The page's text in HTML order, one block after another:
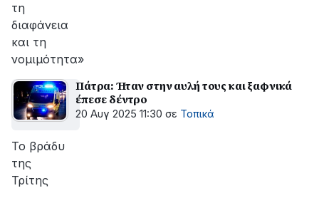
τη
διαφάνεια
και τη
νομιμότητα»
Πάτρα: Ήταν στην αυλή τους και ξαφνικά
έπεσε δέντρο
20 Αυγ 2025 11:30 σε Τοπικά
Το βράδυ
της
Τρίτης